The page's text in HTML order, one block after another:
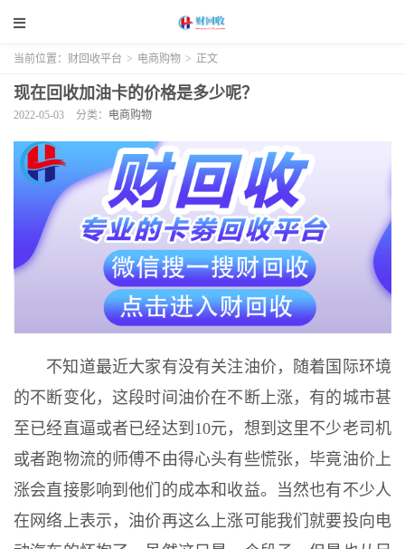
当前位置： 财回收平台 > 电商购物 > 正文
现在回收加油卡的价格是多少呢？
2022-05-03 分类： 电商购物
不知道最近大家有没有关注油价，随着国际环境
的不断变化，这段时间油价在不断上涨，有的城市甚
至已经直逼或者已经达到10元，想到这里不少老司机
或者跑物流的师傅不由得心头有些慌张，毕竟油价上
涨会直接影响到他们的成本和收益。当然也有不少人
在网络上表示，油价再这么上涨可能我们就要投向电